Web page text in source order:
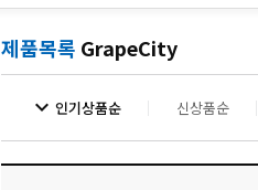
제품목록 GrapeCity
expand_more 인기상품순 신상품순